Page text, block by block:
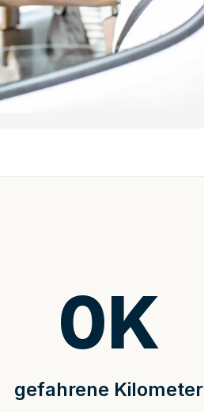
gefahrene Kilometer
0K